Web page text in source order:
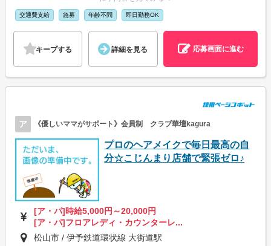
交通費支給 急募 年齢不問 即日勤務OK
キープする 詳細を見る 応募画面に進む
ア 《優しいママがサポート》会員制 クラブ華壇kagura
プロのヘアメイクで毎日最高の自
分☆こじんまり店舗で緊張ゼロ♪
[ア・パ]時給5,000円～20,000円
[ア・パ]フロアレディ・カウンターレ...
松山市 / 伊予鉄道環状線 大街道駅